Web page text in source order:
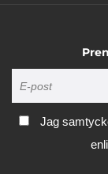
Jag